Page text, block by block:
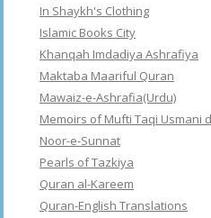
In Shaykh's Clothing
Islamic Books City
Khanqah Imdadiya Ashrafiya
Maktaba Maariful Quran
Mawaiz-e-Ashrafia(Urdu)
Memoirs of Mufti Taqi Usmani
Noor-e-Sunnat
Pearls of Tazkiya
Quran al-Kareem
Quran-English Translations